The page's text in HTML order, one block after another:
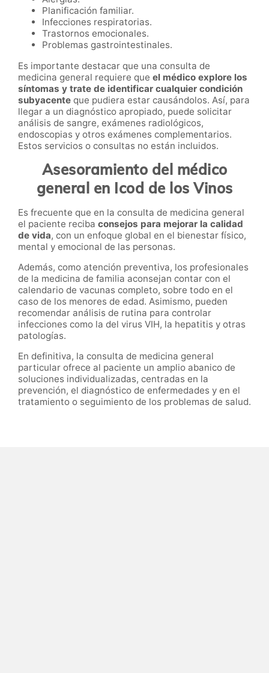
Planificación familiar.
Infecciones respiratorias.
Trastornos emocionales.
Problemas gastrointestinales.
Es importante destacar que una consulta de
medicina general requiere que el médico explore los
síntomas y trate de identificar cualquier condición
subyacente que pudiera estar causándolos. Así, para
llegar a un diagnóstico apropiado, puede solicitar
análisis de sangre, exámenes radiológicos,
endoscopias y otros exámenes complementarios.
Estos servicios o consultas no están incluidos.
Asesoramiento del médico
general en Icod de los Vinos
Es frecuente que en la consulta de medicina general
el paciente reciba consejos para mejorar la calidad
de vida, con un enfoque global en el bienestar físico,
mental y emocional de las personas.
Además, como atención preventiva, los profesionales
de la medicina de familia aconsejan contar con el
calendario de vacunas completo, sobre todo en el
caso de los menores de edad. Asimismo, pueden
recomendar análisis de rutina para controlar
infecciones como la del virus VIH, la hepatitis y otras
patologías.
En definitiva, la consulta de medicina general
particular ofrece al paciente un amplio abanico de
soluciones individualizadas, centradas en la
prevención, el diagnóstico de enfermedades y en el
tratamiento o seguimiento de los problemas de salud.